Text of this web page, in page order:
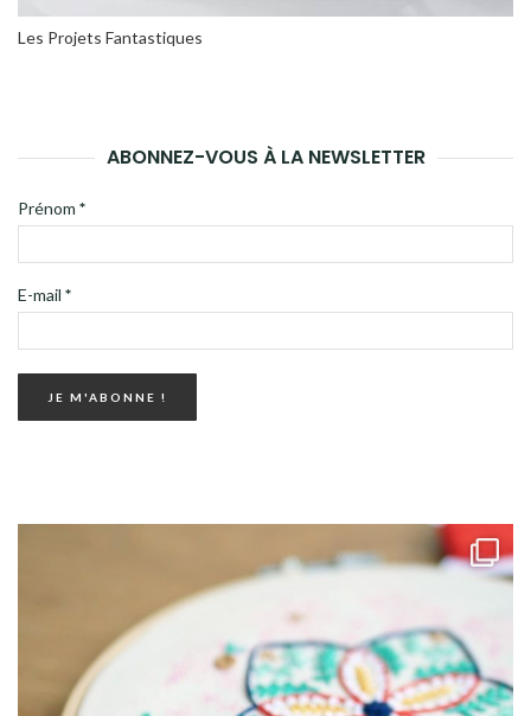
Les Projets Fantastiques
ABONNEZ-VOUS À LA NEWSLETTER
Prénom *
E-mail *